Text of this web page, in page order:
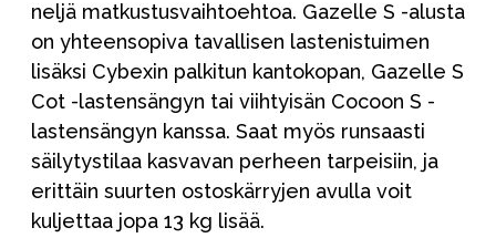
neljä matkustusvaihtoehtoa. Gazelle S -alusta
on yhteensopiva tavallisen lastenistuimen
lisäksi Cybexin palkitun kantokopan, Gazelle S
Cot -lastensängyn tai viihtyisän Cocoon S -
lastensängyn kanssa. Saat myös runsaasti
säilytystilaa kasvavan perheen tarpeisiin, ja
erittäin suurten ostoskärryjen avulla voit
kuljettaa jopa 13 kg lisää.